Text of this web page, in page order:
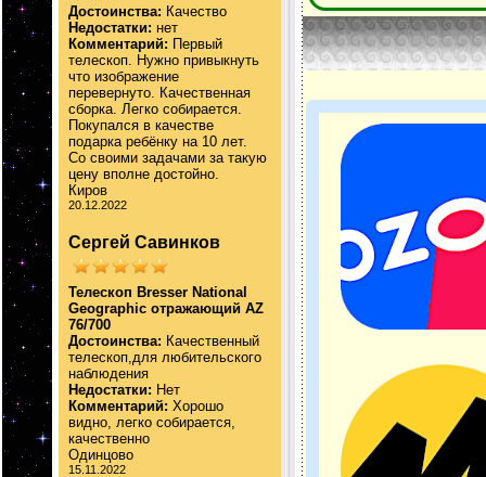
Достоинства: Качество
Недостатки: нет
Комментарий: Первый
телескоп. Нужно привыкнуть
что изображение
перевернуто. Качественная
сборка. Легко собирается.
Покупался в качестве
подарка ребёнку на 10 лет.
Со своими задачами за такую
цену вполне достойно.
Киров
20.12.2022
Сергей Савинков
Телескоп Bresser National
Geographic отражающий AZ
76/700
Достоинства: Качественный
телескоп,для любительского
наблюдения
Недостатки: Нет
Комментарий: Хорошо
видно, легко собирается,
качественно
Одинцово
15.11.2022